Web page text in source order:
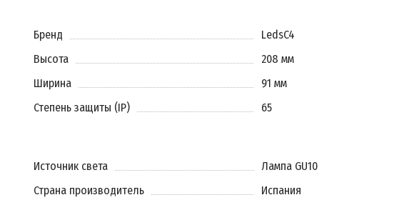
Бренд LedsC4
Высота
208 мм
Ширина
91 мм
Степень защиты (IP)
65
Источник света
Лампа GU10
Страна производитель
Испания